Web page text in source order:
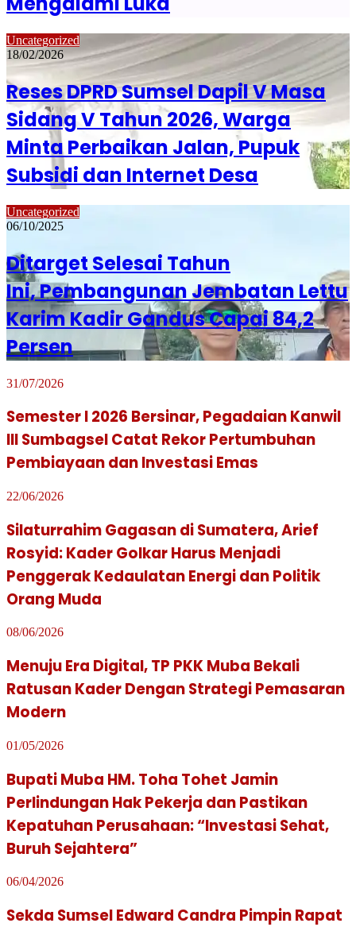
Uncategorized
18/02/2026
Reses DPRD Sumsel Dapil V Masa
Sidang V Tahun 2026, Warga
Minta Perbaikan Jalan, Pupuk
Subsidi dan Internet Desa
Uncategorized
06/10/2025
Ditarget Selesai Tahun
Ini, Pembangunan Jembatan Lettu
Karim Kadir Gandus Capai 84,2
Persen
31/07/2026
Semester I 2026 Bersinar, Pegadaian Kanwil
III Sumbagsel Catat Rekor Pertumbuhan
Pembiayaan dan Investasi Emas
22/06/2026
Silaturrahim Gagasan di Sumatera, Arief
Rosyid: Kader Golkar Harus Menjadi
Penggerak Kedaulatan Energi dan Politik
Orang Muda
08/06/2026
Menuju Era Digital, TP PKK Muba Bekali
Ratusan Kader Dengan Strategi Pemasaran
Modern
01/05/2026
Bupati Muba HM. Toha Tohet Jamin
Perlindungan Hak Pekerja dan Pastikan
Kepatuhan Perusahaan: “Investasi Sehat,
Buruh Sejahtera”
06/04/2026
Sekda Sumsel Edward Candra Pimpin Rapat